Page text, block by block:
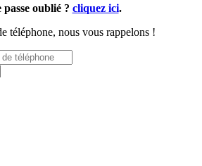
oublié ? cliquez ici.
téléphone, nous vous rappelons !